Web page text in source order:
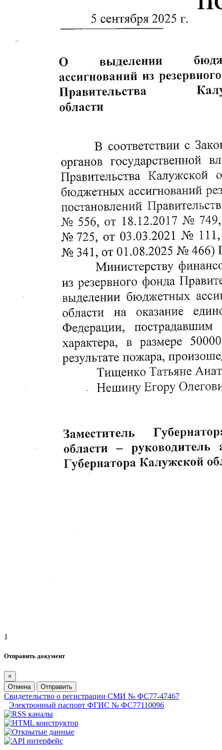
1
Отправить документ
×
Отмена
Отправить
Свидетельство о регистрации СМИ № ФС77-47467
Электронный паспорт ФГИС № ФС77110096